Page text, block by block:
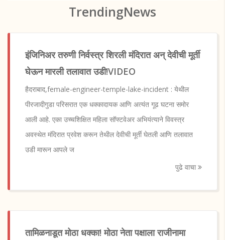
TrendingNews
इंजिनिअर तरुणी निर्वस्त्र शिरली मंदिरात अन् देवीची मूर्ती
घेऊन मारली तलावात उडी!VIDEO
हैदराबाद,female-engineer-temple-lake-incident : येथील
पीरजादीगुडा परिसरात एक धक्कादायक आणि अत्यंत गूढ घटना समोर
आली आहे. एका उच्चशिक्षित महिला सॉफ्टवेअर अभियंत्याने विवस्त्र
अवस्थेत मंदिरात प्रवेश करून तेथील देवीची मूर्ती घेतली आणि तलावात
उडी मारून आपले ज
पुढे वाचा
तामिळनाडूत मोठा धक्का! मोठा नेता पक्षाला राजीनामा